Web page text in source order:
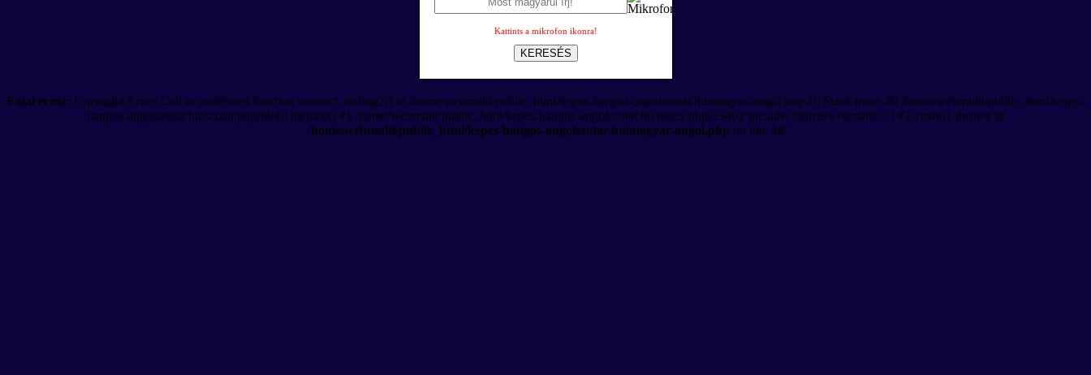
Kattints a mikrofon ikonra!
KERESÉS
Fatal error: Uncaught Error: Call to undefined function connect_dbEng2() in /home/webmulti/public_html/kepes-hangos-angolszotar.hu/magyar-angol.php:16 Stack trace: #0 /home/webmulti/public_html/kepes-
hangos-angolszotar.hu/szotar.php(894): include() #1 /home/webmulti/public_html/kepes-hangos-angolszotar.hu/index.php(2349): include('/home/webmulti/...') #2 {main} thrown in
/home/webmulti/public_html/kepes-hangos-angolszotar.hu/magyar-angol.php on line 16